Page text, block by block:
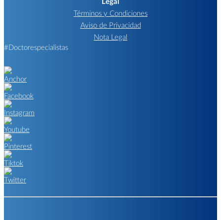
Términos y Condiciones
Aviso de Privacidad
Nota Legal
#Doctorespecialistas